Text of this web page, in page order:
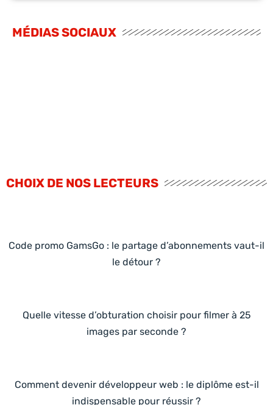
MÉDIAS SOCIAUX
CHOIX DE NOS LECTEURS
Code promo GamsGo : le partage d’abonnements vaut-il
le détour ?
Quelle vitesse d’obturation choisir pour filmer à 25
images par seconde ?
Comment devenir développeur web : le diplôme est-il
indispensable pour réussir ?